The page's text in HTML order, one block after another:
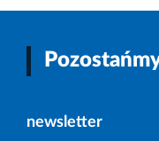
newsletter